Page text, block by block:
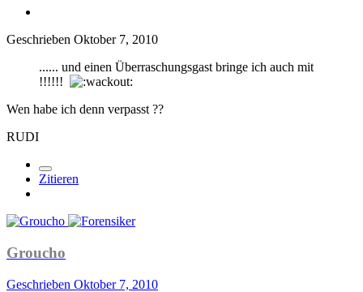
Geschrieben Oktober 7, 2010
...... und einen Überraschungsgast bringe ich auch mit
!!!!!!
Wen habe ich denn verpasst ??
RUDI
Zitieren
Groucho
Geschrieben Oktober 7, 2010